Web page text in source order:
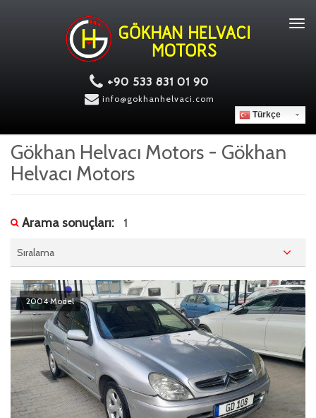
+90 533 831 01 90
info@gokhanhelvaci.com
Türkçe
Gökhan Helvacı Motors - Gökhan
Helvacı Motors
Arama sonuçları: 1
Sıralama
2004 Model